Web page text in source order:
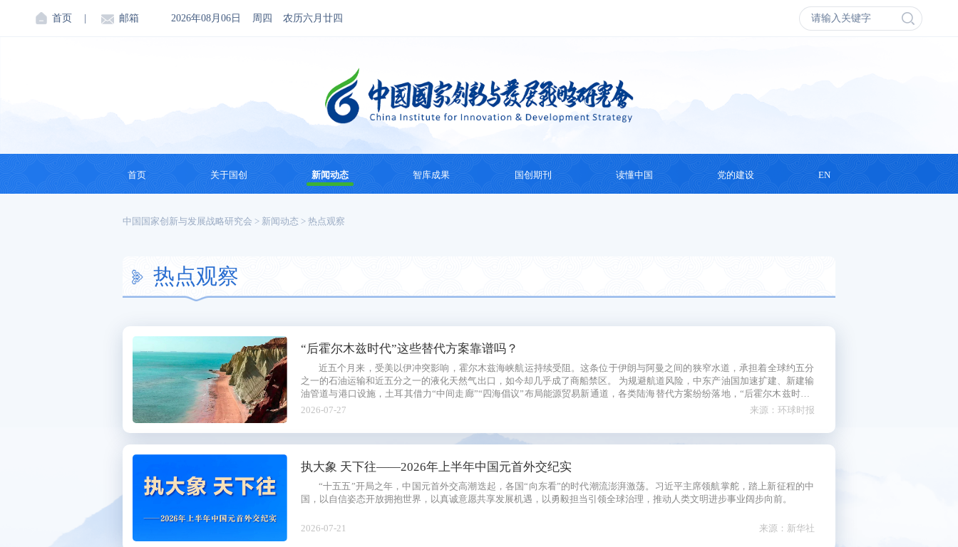
首页 邮箱 2026年08月06日 周四 农历六月廿四
首页 关于国创
机构简介
会领导
研究机构
会员服务
联系方式
新闻动态
国创动态
智库成果 国创期刊 读懂中国
国际研讨会
党的建设 EN
中国国家创新与发展战略研究会 > 新闻动态 > 热点观察
热点观察
“后霍尔木兹时代”这些替代方案靠谱吗？
近五个月来，受美以伊冲突影响，霍尔木兹海峡航运持续受阻。这条位于伊朗与阿曼之间的狭窄水道，承担着全球约五分
之一的石油运输和近五分之一的液化天然气出口，如今却几乎成了商船禁区。 为规避航道风险，中东产油国加速扩建、新建输
油管道与港口设施，土耳其借力“中间走廊”“四海倡议”布局能源贸易新通道，各类陆海替代方案纷纷落地，“后霍尔木兹时代”
的轮廓正逐渐显现。
2026-07-27 来源：环球时报
执大象 天下往——2026年上半年中国元首外交纪实
“十五五”开局之年，中国元首外交高潮迭起，各国“向东看”的时代潮流澎湃激荡。习近平主席领航掌舵，踏上新征程的中
国，以自信姿态开放拥抱世界，以真诚意愿共享发展机遇，以勇毅担当引领全球治理，推动人类文明进步事业阔步向前。
2026-07-21 来源：新华社